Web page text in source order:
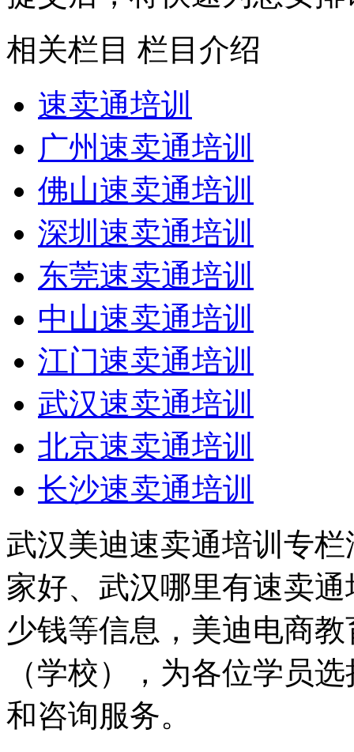
相关栏目 栏目介绍
速卖通培训
广州速卖通培训
佛山速卖通培训
深圳速卖通培训
东莞速卖通培训
中山速卖通培训
江门速卖通培训
武汉速卖通培训
北京速卖通培训
长沙速卖通培训
武汉美迪速卖通培训专
家好、武汉哪里有速卖
少钱等信息，美迪电商
（学校），为各位学员
和咨询服务。